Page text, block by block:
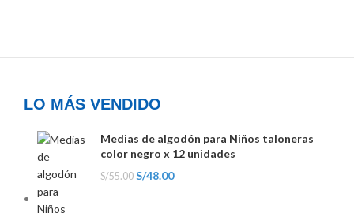
LO MÁS VENDIDO
Medias de algodón para Niños taloneras
color negro x 12 unidades
S/55.00 S/48.00